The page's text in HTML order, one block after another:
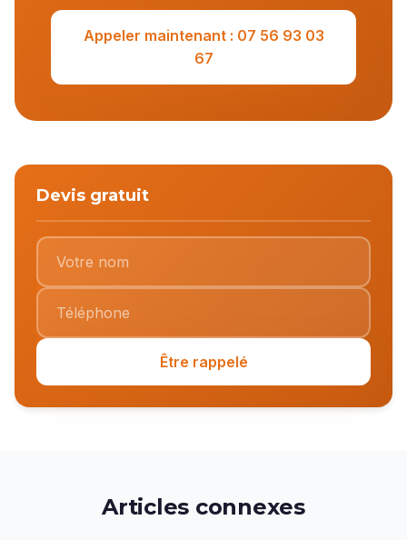
Appeler maintenant : 07 56 93 03
67
Devis gratuit
Être rappelé
Articles connexes